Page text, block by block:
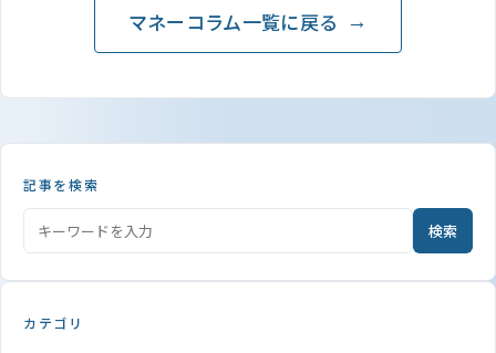
マネーコラム一覧に戻る
記事を検索
検索
カテゴリ